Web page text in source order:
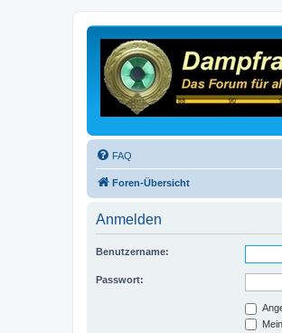
FAQ
Foren-Übersicht
Anmelden
Benutzername:
Passwort: